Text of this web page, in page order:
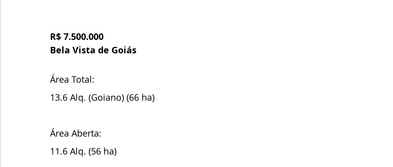
R$ 7.500.000
Bela Vista de Goiás
Área Total:
13.6 Alq. (Goiano) (66 ha)
Área Aberta:
11.6 Alq. (56 ha)